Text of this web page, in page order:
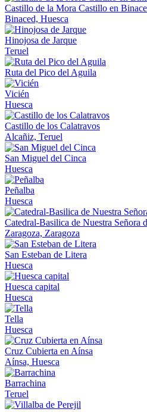
Castillo de la Mora Castillo en
Binaced, Huesca
Hinojosa de Jarque
Teruel
Ruta del Pico del Aguila
Vicién
Huesca
Castillo de los Calatravos
Alcañiz, Teruel
San Miguel del Cinca
Huesca
Peñalba
Huesca
Catedral-Basilica de Nuestra Señora
Zaragoza, Zaragoza
San Esteban de Litera
Huesca
Huesca capital
Huesca
Tella
Huesca
Cruz Cubierta en Aínsa
Aínsa, Huesca
Barrachina
Teruel